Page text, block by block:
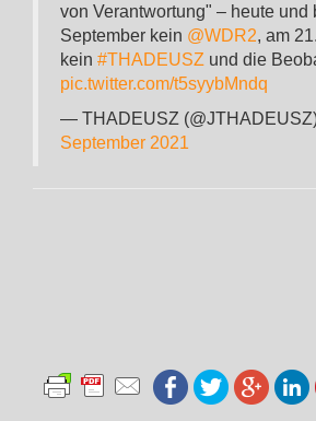
von Verantwortung" – heute und
September kein @WDR2, am
kein #THADEUSZ und die
pic.twitter.com/t5syybMndq
— THADEUSZ
September 2021